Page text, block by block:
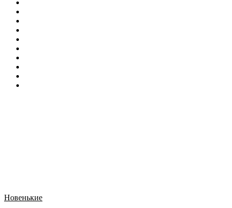
Новенькие